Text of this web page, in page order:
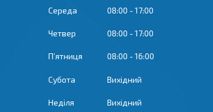
Середа 08:00 17:00
Четвер 08:00 17:00
Пʼятниця 08:00 16:00
Субота Вихідний
Неділя Вихідний